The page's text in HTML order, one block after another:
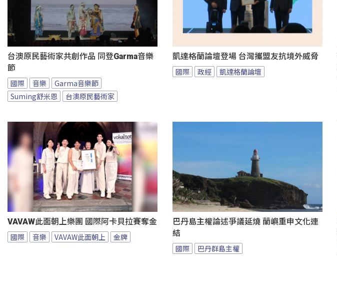
台澳原民藝術家共創作品 同登Garma音樂
節
國際 音樂
Garma音樂節
Suming舒米恩
台澳原民藝術家
凱達格蘭論壇登場 台灣攜盟友抗境外威脅
國際 政經 凱達格蘭論壇
VAVAW此面朝上樂團 國際阿卡貝拉賽奪金
國際 音樂 VAVAW此面朝上 金牌
巴丹島主權論述爭議延燒 蘭嶼重申文化連
結
國際 巴丹群島主權